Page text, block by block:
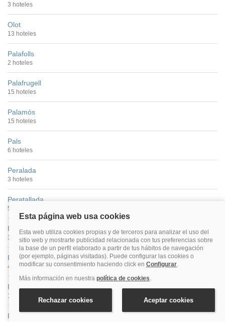
3 hoteles
Olot
13 hoteles
Palafolls
2 hoteles
Palafrugell
15 hoteles
Palamós
15 hoteles
Pals
6 hoteles
Peralada
3 hoteles
Peratallada
5 hoteles
Platja De Montgó
3 hoteles
Playa De Aro
43 hoteles
Playa De Pals
12 hoteles
Riudellots De La Selva